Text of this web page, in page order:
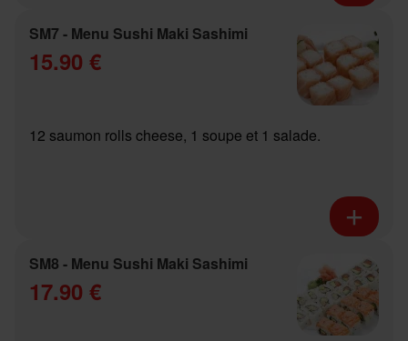
SM7 - Menu Sushi Maki Sashimi
15.90 €
12 saumon rolls cheese, 1 soupe et 1 salade.
SM8 - Menu Sushi Maki Sashimi
17.90 €